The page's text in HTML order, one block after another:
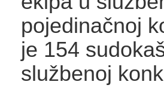
pojedinačnoj
je 154
službenoj